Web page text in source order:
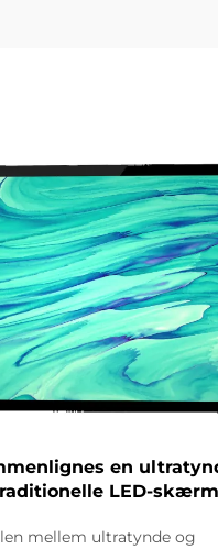
en
LED-
mellem ultratynde og